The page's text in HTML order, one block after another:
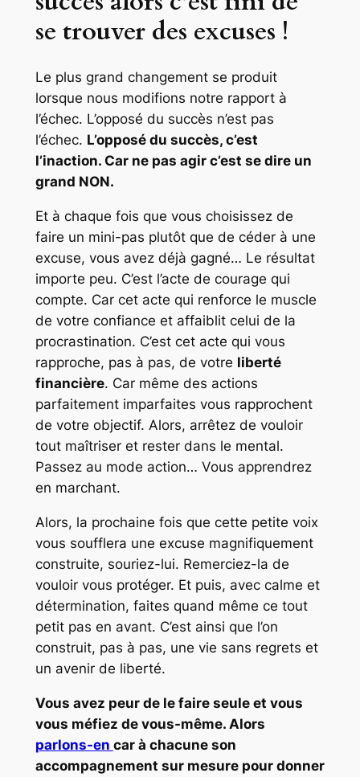
se trouver des excuses !
Le plus grand changement se produit
lorsque nous modifions notre rapport à
l’échec. L’opposé du succès n’est pas
l’échec. L’opposé du succès, c’est
l’inaction. Car ne pas agir c’est se dire un
grand NON.
Et à chaque fois que vous choisissez de
faire un mini-pas plutôt que de céder à une
excuse, vous avez déjà gagné… Le résultat
importe peu. C’est l’acte de courage qui
compte. Car cet acte qui renforce le muscle
de votre confiance et affaiblit celui de la
procrastination. C’est cet acte qui vous
rapproche, pas à pas, de votre liberté
financière. Car même des actions
parfaitement imparfaites vous rapprochent
de votre objectif. Alors, arrêtez de vouloir
tout maîtriser et rester dans le mental.
Passez au mode action… Vous apprendrez
en marchant.
Alors, la prochaine fois que cette petite voix
vous soufflera une excuse magnifiquement
construite, souriez-lui. Remerciez-la de
vouloir vous protéger. Et puis, avec calme et
détermination, faites quand même ce tout
petit pas en avant. C’est ainsi que l’on
construit, pas à pas, une vie sans regrets et
un avenir de liberté.
Vous avez peur de le faire seule et vous
vous méfiez de vous-même. Alors
parlons-en car à chacune son
accompagnement sur mesure pour donner